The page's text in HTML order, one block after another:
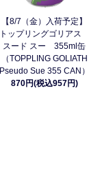
【8/7（金）入荷予定】
トップリングゴリアス
スード スー 355ml缶
（TOPPLING GOLIATH
Pseudo Sue 355 CAN）
870円(税込957円)